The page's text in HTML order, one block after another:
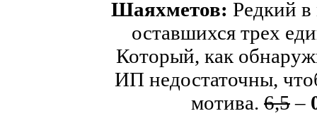
Шаяхметов: Редкий
оставшихся трех
Который, как
ИП недостаточны,
мотива. 6,5–